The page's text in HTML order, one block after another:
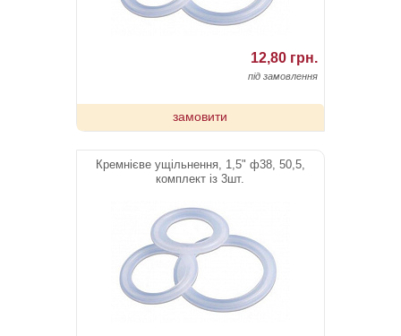
12,80 грн.
під замовлення
замовити
Кремнієве ущільнення, 1,5" ф38, 50,5,
комплект із 3шт.